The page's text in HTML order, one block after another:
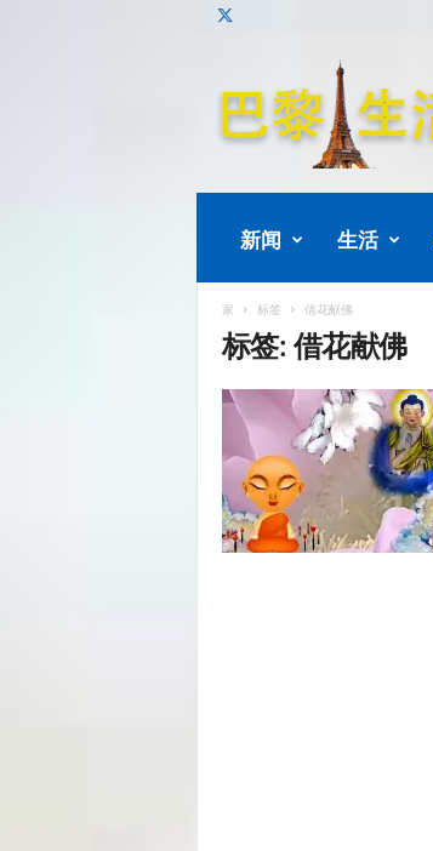
新闻 生活
家 标签 借花献佛
标签: 借花献佛